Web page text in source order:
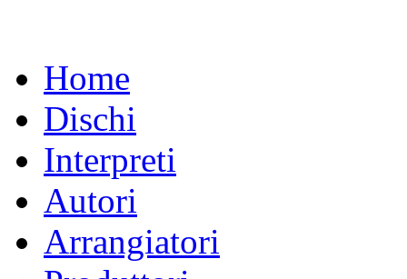
Home
Dischi
Interpreti
Autori
Arrangiatori